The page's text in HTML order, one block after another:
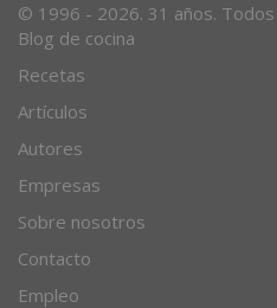
© 1996 - 2026. 31 años.
Blog de cocina
Recetas
Artículos
Autores
Empresas
Sobre nosotros
Contacto
Empleo